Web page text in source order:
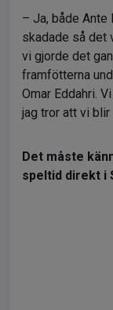
– Ja, både Ante
skadade så det
vi gjorde det
framfötterna
Omar Eddahri.
jag tror att vi blir
Det måste
speltid direkt i